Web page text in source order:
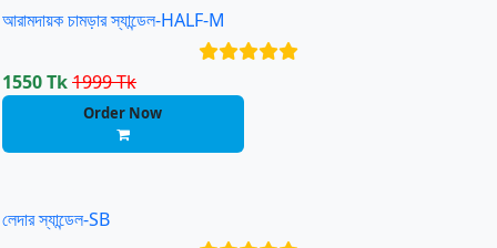
আরামদায়ক চামড়ার স্যান্ডেল-HALF-M
1550 Tk1999 Tk
Order Now
লেদার স্যান্ডেল-SB